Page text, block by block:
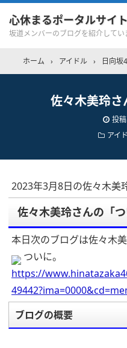
心休まるポータルサイト
坂道メンバーのブログを紹介してい
ホーム › アイドル › 日向坂
佐々木美玲さ
投稿
アイ
2023年3月8日の佐々木美
佐々木美玲さんの「つ
本日次のブログは佐々木美
ついに。
https://
ブログの概要